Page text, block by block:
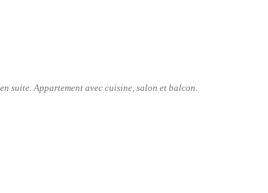
suite. Appartement avec cuisine, salon et balcon.